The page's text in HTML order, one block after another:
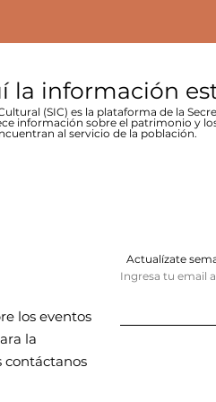
la información
(SIC) es la plataforma de la
información sobre el patrimonio y
al servicio de la población.
los eventos
la
contáctanos
Actualízate
Ingresa tu email